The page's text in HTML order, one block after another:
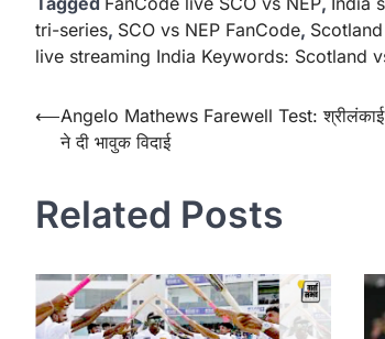
tri-series, SCO vs NEP FanCode,
live streaming India Keywords: Scotland
Post
navigation
⟵Angelo Mathews Farewell Test: श्रीलंकाई
ने दी भावुक विदाई
Related Posts